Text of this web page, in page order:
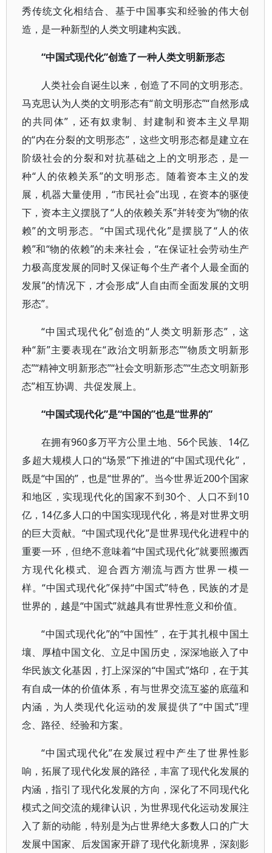
秀传统文化相结合、基于中国事实和经验的伟大创
造，是一种新型的人类文明建构实践。
“中国式现代化”创造了一种人类文明新形态
人类社会自诞生以来，创造了不同的文明形态。
马克思认为人类的文明形态有“前文明形态”“自然形成
的共同体”，还有奴隶制、封建制和资本主义早期
的“内在分裂的文明形态”，这些文明形态都是建立在
阶级社会的分裂和对抗基础之上的文明形态，是一
种“人的依赖关系”的文明形态。随着资本主义的发
展，机器大量使用，“市民社会”出现，在资本的驱使
下，资本主义摆脱了“人的依赖关系”并转变为“物的依
赖”的文明形态。“中国式现代化”是摆脱了“人的依
赖”和“物的依赖”的未来社会，“在保证社会劳动生产
力极高度发展的同时又保证每个生产者个人最全面的
发展”的情况下，才会形成“人自由而全面发展的文明
形态”。
“中国式现代化”创造的“人类文明新形态”，这
种“新”主要表现在“政治文明新形态”“物质文明新形
态”“精神文明新形态”“社会文明新形态”“生态文明新形
态”相互协调、共促发展上。
“中国式现代化”是“中国的”也是“世界的”
在拥有960多万平方公里土地、56个民族、14亿
多超大规模人口的“场景”下推进的“中国式现代化”，
既是“中国的”，也是“世界的”。当今世界近200个国家
和地区，实现现代化的国家不到30个、人口不到10
亿，14亿多人口的中国实现现代化，将是对世界文明
的巨大贡献。“中国式现代化”是世界现代化进程中的
重要一环，但绝不意味着“中国式现代化”就要照搬西
方现代化模式、迎合西方潮流与西方世界一模一
样。“中国式现代化”保持“中国式”特色，民族的才是
世界的，越是“中国式”就越具有世界性意义和价值。
“中国式现代化”的“中国性”，在于其扎根中国土
壤、厚植中国文化、立足中国历史，深深地嵌入了中
华民族文化基因，打上深深的“中国式”烙印，在于其
有自成一体的价值体系，有与世界交流互鉴的底蕴和
内涵，为人类现代化运动的发展提供了“中国式”理
念、路径、经验和方案。
“中国式现代化”在发展过程中产生了世界性影
响，拓展了现代化发展的路径，丰富了现代化发展的
内涵，指引了现代化发展的方向，深化了不同现代化
模式之间交流的规律认识，为世界现代化运动发展注
入了新的动能，特别是为占世界绝大多数人口的广大
发展中国家、后发国家开辟了现代化新境界，深刻影